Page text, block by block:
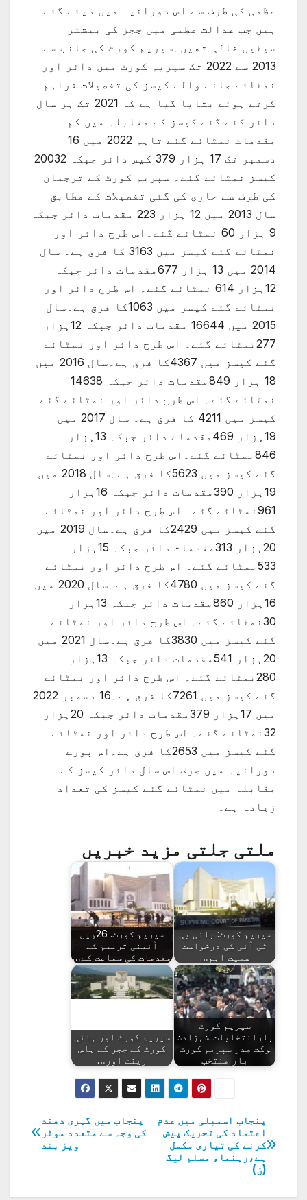
عظمی کی طرف سے اس دورانیہ میں دیئے گئے
ہیں جب عدالت عظمی میں ججز کی بیشتر
سیٹیں خالی تھیں۔سپریم کورٹ کی جانب سے
2013 سے 2022 تک سپریم کورٹ میں دائر اور
نمٹائے جانے والے کیسز کی تفصیلات فراہم
کرتے ہوئے بتایا گیا ہے کہ 2021 تک ہر سال
دائر کئے گئے کیسز کے مقابلہ میں کم
مقدمات نمٹائے گئے تاہم 2022 میں 16
دسمبر تک 17 ہزار 379 کیس دائر جبکہ 20032
کیسز نمٹائے گئے۔ سپریم کورٹ کے ترجمان
کی طرف سے جاری کی گئی تفصیلات کے مطابق
سال 2013 میں 12 ہزار 223 مقدمات دائر جبکہ
9 ہزار 60 نمٹائے گئے۔اس طرح دائر اور
نمٹائے گئے کیسز میں 3163 کا فرق ہے۔ سال
2014 میں 13 ہزار 677مقدمات دائر جبکہ
12ہزار 614 نمٹائے گئے۔ اس طرح دائر اور
نمٹائے گئے کیسز میں 1063کا فرق ہے۔سال
2015 میں 16644 مقدمات دائر جبکہ 12ہزار
277نمٹائے گئے۔ اس طرح دائر اور نمٹائے
گئے کیسز میں 4367کا فرق ہے۔سال 2016 میں
18 ہزار 849مقدمات دائر جبکہ 14638
نمٹائے گئے۔ اس طرح دائر اور نمٹائے گئے
کیسز میں 4211 کا فرق ہے۔ سال 2017 میں
19ہزار 469مقدمات دائر جبکہ 13ہزار
846نمٹائے گئے۔اس طرح دائر اور نمٹائے
گئے کیسز میں 5623کا فرق ہے۔سال 2018 میں
19ہزار 390مقدمات دائر جبکہ 16ہزار
961نمٹائے گئے۔ اس طرح دائر اور نمٹائے
گئے کیسز میں 2429کا فرق ہے۔سال 2019 میں
20ہزار 313مقدمات دائر جبکہ 15ہزار
533نمٹائے گئے۔ اس طرح دائر اور نمٹائے
گئے کیسز میں 4780کا فرق ہے۔سال 2020 میں
16ہزار 860مقدمات دائر جبکہ 13ہزار
30نمٹائے گئے۔ اس طرح دائر اور نمٹائے
گئے کیسز میں 3830کا فرق ہے۔سال 2021 میں
20ہزار 541مقدمات دائر جبکہ 13ہزار
280نمٹائے گئے۔ اس طرح دائر اور نمٹائے
گئے کیسز میں 7261کا فرق ہے۔16 دسمبر 2022
میں 17ہزار 379مقدمات دائر جبکہ 20ہزار
32نمٹائے گئے۔ اس طرح دائر اور نمٹائے
گئے کیسز میں 2653کا فرق ہے۔اس پورے
دورانیہ میں صرف اس سال دائر کیسز کے
مقابلہ میں نمٹائے گئے کیسز کی تعداد
زیادہ ہے۔
ملتی جلتی مزید خبریں
سپریم کورٹ: بانی پی
ٹی آئی کی درخواست
سمیت اہم…
سپریم کورٹ. 26ویں
آئینی ترمیم کے
مقدمات کی سماعت کے…
سپریم کورٹ
بارانتخابات..شہزادش
وکت صدر سپریم کورٹ
بار منتخب
سپریم کورٹ اور ہائی
کورٹ کے ججز کے ہاس
رینٹ اور…
پوسٹوں
کی
نیویگیشن
پنجاب میں گہری دھند
کی وجہ سے متعدد موٹر
ویز بند
پنجاب اسمبلی میں عدم
اعتماد کی تحریک پیش
کرنے کی تیاری مکمل
ہے،رہنماء مسلم لیگ
(ن)